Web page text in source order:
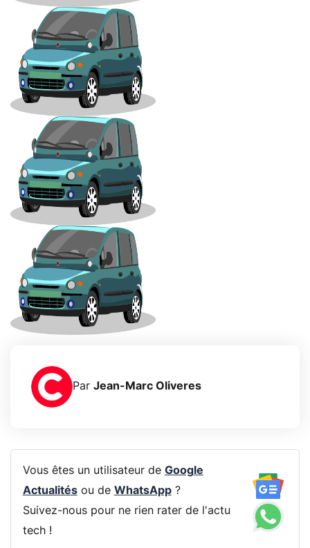
Par Jean-Marc Oliveres
Vous êtes un utilisateur de Google
Actualitésou de WhatsApp?
Suivez-nous pour ne rien rater de l'actu
tech !